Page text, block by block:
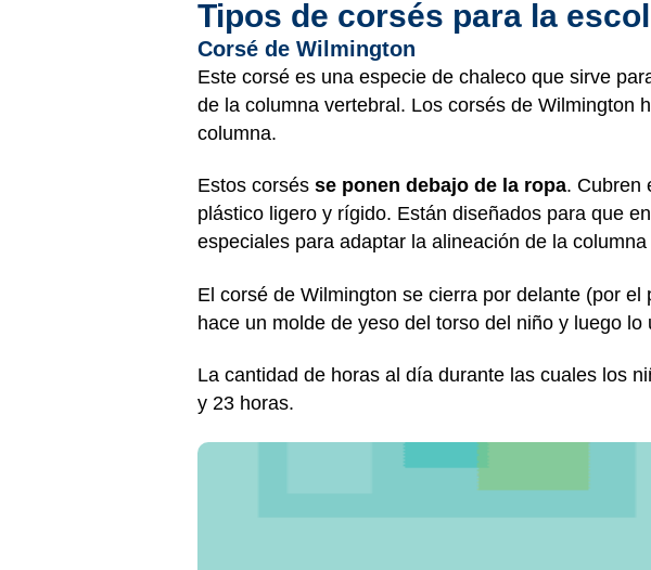
Tipos de corsés para la
Corsé de Wilmington
Este corsé es una especie de chaleco que sirve
de la columna vertebral. Los corsés de Wilmington
columna.
Estos corsés se ponen debajo de la ropa. Cubren
plástico ligero y rígido. Están diseñados para que
especiales para adaptar la alineación de la columna
El corsé de Wilmington se cierra por delante (por
hace un molde de yeso del torso del niño y luego lo
La cantidad de horas al día durante las cuales los
y 23 horas.